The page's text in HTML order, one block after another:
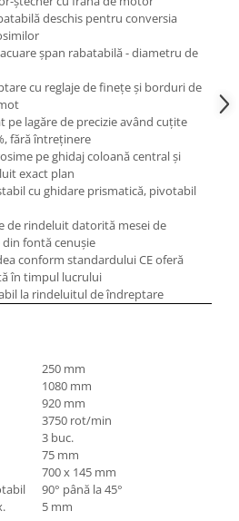
PO3
PO4
deschis pentru conversia
şpan rabatabilă - diametru de
cu reglaje de fineţe şi borduri de
pe lagăre de precizie având cuţite
fără întreţinere
pe ghidaj coloană central şi
exact plan
cu ghidare prismatică, pivotabil
de rindeluit datorită mesei de
fontă cenuşie
conform standardului CE oferă
în timpul lucrului
la rindeluitul de îndreptare
250 mm
1080 mm
920 mm
3750 rot/min
3 buc.
75 mm
700 x 145 mm
90° până la 45°
5 mm